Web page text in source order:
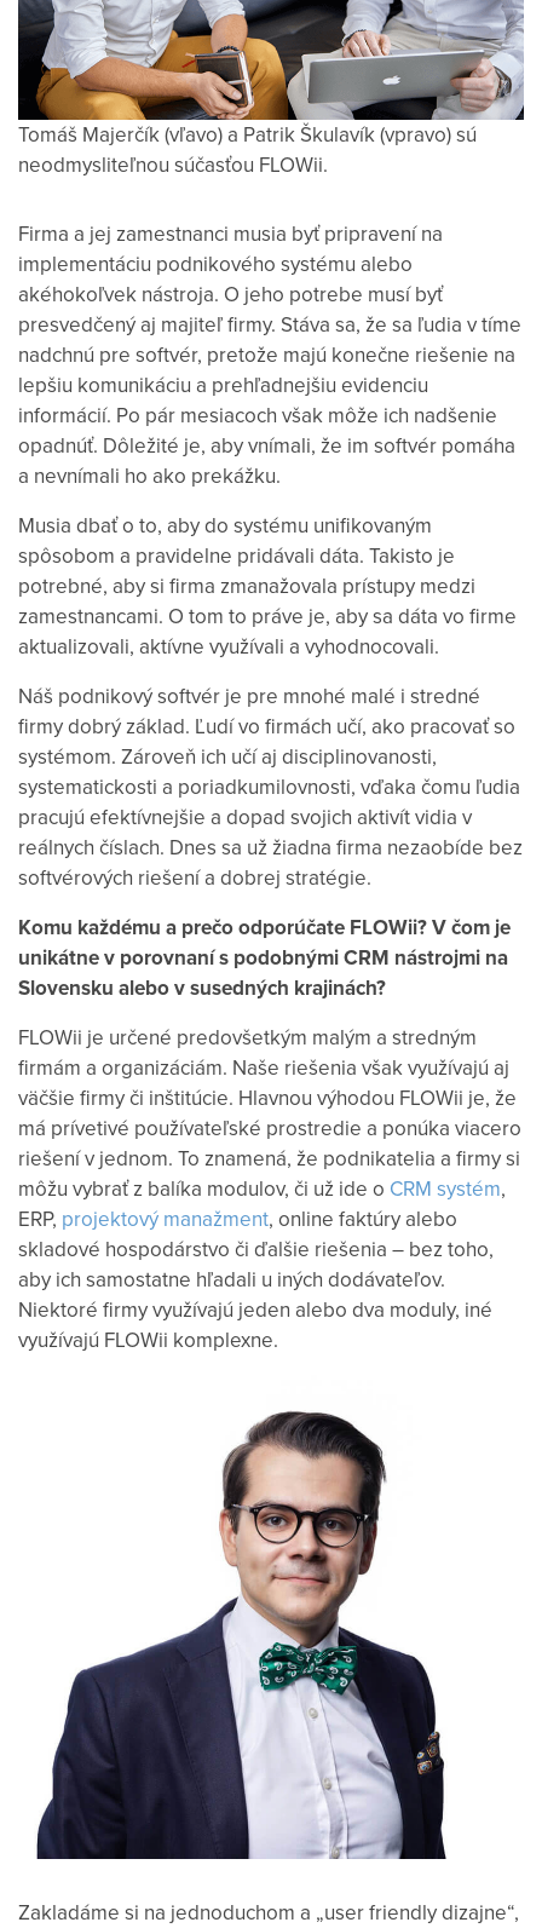
Tomáš Majerčík (vľavo) a Patrik Škulavík (vpravo) sú
neodmysliteľnou súčasťou FLOWii.
Firma a jej zamestnanci musia byť pripravení na
implementáciu podnikového systému alebo
akéhokoľvek nástroja. O jeho potrebe musí byť
presvedčený aj majiteľ firmy. Stáva sa, že sa ľudia v tíme
nadchnú pre softvér, pretože majú konečne riešenie na
lepšiu komunikáciu a prehľadnejšiu evidenciu
informácií. Po pár mesiacoch však môže ich nadšenie
opadnúť. Dôležité je, aby vnímali, že im softvér pomáha
a nevnímali ho ako prekážku.
Musia dbať o to, aby do systému unifikovaným
spôsobom a pravidelne pridávali dáta. Takisto je
potrebné, aby si firma zmanažovala prístupy medzi
zamestnancami. O tom to práve je, aby sa dáta vo firme
aktualizovali, aktívne využívali a vyhodnocovali.
Náš podnikový softvér je pre mnohé malé i stredné
firmy dobrý základ. Ľudí vo firmách učí, ako pracovať so
systémom. Zároveň ich učí aj disciplinovanosti,
systematickosti a poriadkumilovnosti, vďaka čomu ľudia
pracujú efektívnejšie a dopad svojich aktivít vidia v
reálnych číslach. Dnes sa už žiadna firma nezaobíde bez
softvérových riešení a dobrej stratégie.
Komu každému a prečo odporúčate FLOWii? V čom je
unikátne v porovnaní s podobnými CRM nástrojmi na
Slovensku alebo v susedných krajinách?
FLOWii je určené predovšetkým malým a stredným
firmám a organizáciám. Naše riešenia však využívajú aj
väčšie firmy či inštitúcie. Hlavnou výhodou FLOWii je, že
má prívetivé používateľské prostredie a ponúka viacero
riešení v jednom. To znamená, že podnikatelia a firmy si
môžu vybrať z balíka modulov, či už ide o CRM systém,
ERP, projektový manažment, online faktúry alebo
skladové hospodárstvo či ďalšie riešenia – bez toho,
aby ich samostatne hľadali u iných dodávateľov.
Niektoré firmy využívajú jeden alebo dva moduly, iné
využívajú FLOWii komplexne.
Zakladáme si na jednoduchom a „user friendly dizajne“,